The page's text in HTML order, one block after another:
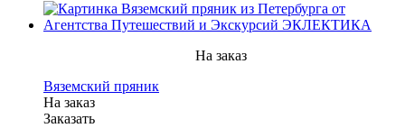
На заказ
Вяземский пряник
На заказ
Заказать